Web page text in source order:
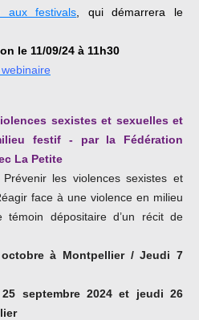
aux festivals , qui démarrera le
le 11/09/24 à 11h30
sexistes et sexuelles et
festif - par la Fédération
La Petite
les violences sexistes et
face à une violence en milieu
dépositaire d’un récit de
à Montpellier / Jeudi 7
25 septembre 2024et jeudi 26